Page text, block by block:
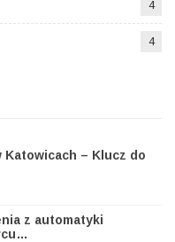
4
4
Katowicach – Klucz do
z automatyki